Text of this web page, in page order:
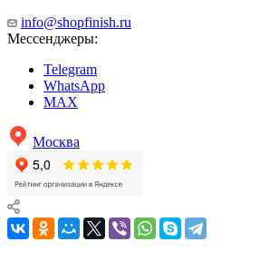
info@shopfinish.ru
Мессенджеры:
Telegram
WhatsApp
MAX
Москва